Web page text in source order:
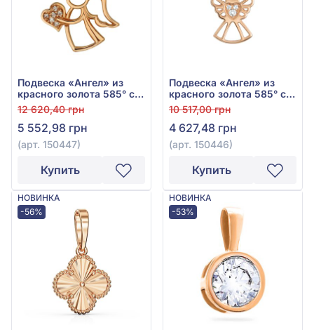
Подвеска «Ангел» из
красного золота 585° с
фианитом, арт. 150447
12 620,40 грн
5 552,98 грн
(арт. 150447)
Купить
Подвеска «Ангел» из
красного золота 585° с
фианитом, арт. 150446
10 517,00 грн
4 627,48 грн
(арт. 150446)
Купить
НОВИНКА
-56%
НОВИНКА
-53%